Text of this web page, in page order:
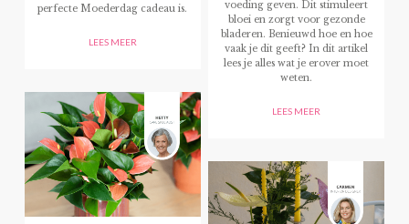
perfecte Moederdag cadeau is.
LEES MEER
voeding geven. Dit stimuleert
bloei en zorgt voor gezonde
bladeren. Benieuwd hoe en hoe
vaak je dit geeft? In dit artikel
lees je alles wat je erover moet
weten.
LEES MEER